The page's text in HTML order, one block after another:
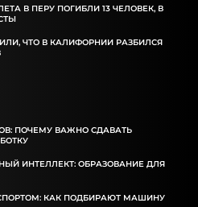
В ПЕРУ ПОГИБЛИ 13 ЧЕЛОВЕК, В
ЧТО В КАЛИФОРНИИ РАЗБИЛСЯ
ПОЧЕМУ ВАЖНО СДАВАТЬ
ИНТЕЛЛЕКТ: ОБРАЗОВАНИЕ ДЛЯ
КАК ПОДБИРАЮТ МАШИНУ